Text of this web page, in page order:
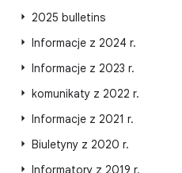
2025 bulletins
Informacje z 2024 r.
Informacje z 2023 r.
komunikaty z 2022 r.
Informacje z 2021 r.
Biuletyny z 2020 r.
Informatory z 2019 r.